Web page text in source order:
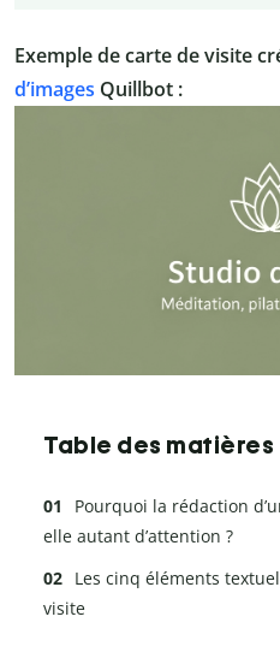
Exemple de carte de visite
d’images Quillbot :
Table des matières
Pourquoi la rédaction
elle autant d’attention ?
Les cinq éléments
visite